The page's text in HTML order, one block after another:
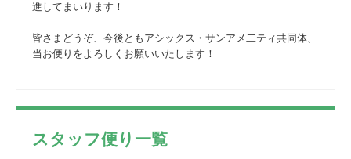
進してまいります！
皆さまどうぞ、今後ともアシックス・サンアメ二ティ共同体、
当お便りをよろしくお願いいたします！
スタッフ便り一覧